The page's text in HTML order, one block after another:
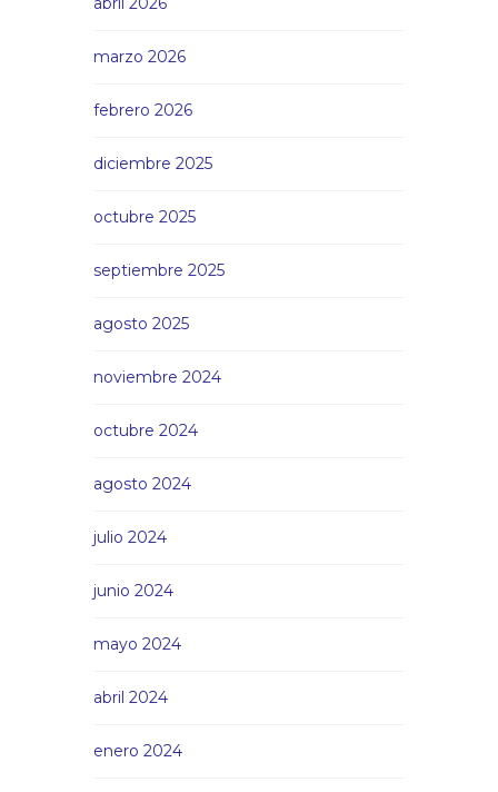
marzo 2026
febrero 2026
diciembre 2025
octubre 2025
septiembre 2025
agosto 2025
noviembre 2024
octubre 2024
agosto 2024
julio 2024
junio 2024
mayo 2024
abril 2024
enero 2024